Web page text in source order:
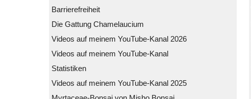
Barrierefreiheit
Die Gattung Chamelaucium
Videos auf meinem YouTube-Kanal 2026
Videos auf meinem YouTube-Kanal
Statistiken
Videos auf meinem YouTube-Kanal 2025